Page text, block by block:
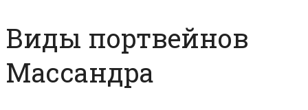
Виды портвейнов
Массандра